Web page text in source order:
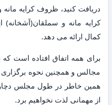
دریافت کنید، ظروف کرایه
کرایه مانه و
کمال ارائه می دهد.
برای همه اتفاق افتاده است
مجالس و همچنین نحوه برگزاری
همین خاطر در طول مجلس
از مهمانی لذت نخواهیم برد.